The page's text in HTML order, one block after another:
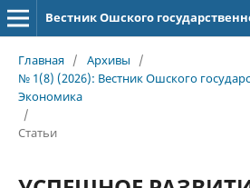
Главная / Архивы
/
№ 1(8) (2026): Вестник Ошского
Экономика
/
Статьи